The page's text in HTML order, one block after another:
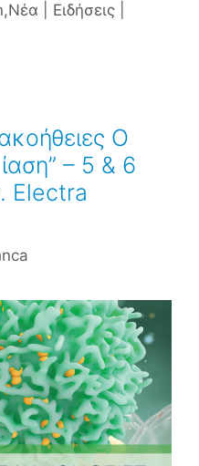
,Νέα | Ειδήσεις |
Ο
– 5 & 6
Electra